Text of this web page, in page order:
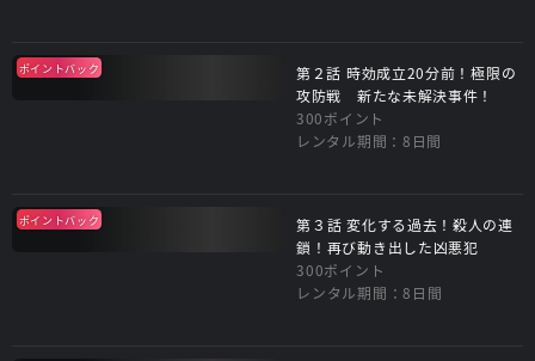
ポイントバック
第２話 時効成立20分前！極限の
攻防戦 新たな未解決事件！
300ポイント
レンタル期間：8日間
ポイントバック
第３話 変化する過去！殺人の連
鎖！再び動き出した凶悪犯
300ポイント
レンタル期間：8日間